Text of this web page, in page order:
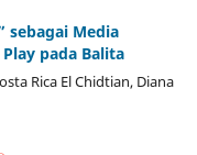
sebagai Media
pada Balita
Rica El Chidtian, Diana